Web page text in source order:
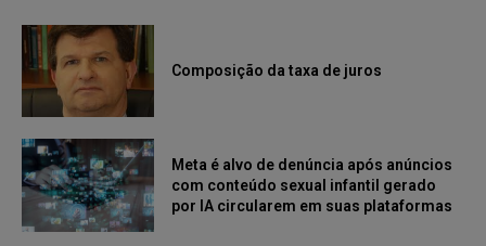
Composição da taxa de juros
Meta é alvo de denúncia após anúncios
com conteúdo sexual infantil gerado
por IA circularem em suas plataformas